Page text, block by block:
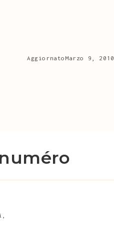
Aggiornato Marzo 9, 2010